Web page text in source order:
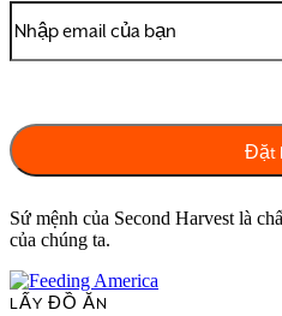
Sứ mệnh của Second Harvest là
của chúng ta.
LẤY ĐỒ ĂN